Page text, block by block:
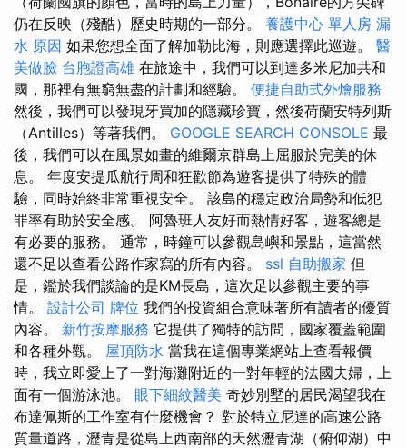
仍在反映（殘酷）歷史時期的一部分。 養護中心 單人房 漏
水 原因 如果您想全面了解加勒比海，則應選擇此巡遊。 醫
美做臉 台胞證高雄 在旅途中，我們可以到達多米尼加共和
國，那裡有無窮無盡的計劃和經驗。 便捷自助式外燴服務
然後，我們可以發現牙買加的隱藏珍寶，然後荷蘭安特列斯
（Antilles）等著我們。 GOOGLE SEARCH CONSOLE 最
後，我們可以在風景如畫的維爾京群島上屈服於完美的休
息。 年度安提瓜航行周和狂歡節為遊客提供了特殊的體
驗，同時始終非常重視安全。 該島的穩定政治局勢和低犯
罪率有助於安全感。 阿魯班人友好而熱情好客，遊客總是
有必要的服務。 通常，時鐘可以參觀島嶼和景點，這當然
還不足以查看公路作家寫的所有內容。 ssl 自助搬家 但
是，鑑於我們談論的是KM長島，這次足以參觀主要的事
情。 設計公司 牌位 我們的投資組合意味著所有讀者的優質
內容。 新竹按摩服務 它提供了獨特的訪問，國家覆蓋範圍
和各種外觀。 屋頂防水 當我在這個專業網站上查看報價
時，我立即愛上了一對海灘附近的一對年輕的法國夫婦，上
面有一個游泳池。 眼下細紋醫美 奇妙別墅的居民渴望我在
布達佩斯的工作室有什麼機會？ 對於特立尼達的高速公路
質量道路，瀝青是從島上西南部的天然瀝青湖（俯仰湖）中